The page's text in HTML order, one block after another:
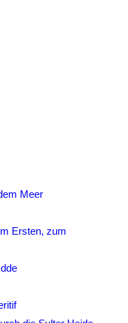
Meer
Ersten, zum